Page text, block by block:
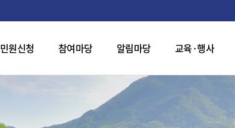
민원신청 참여마당 알림마당 교육·행사